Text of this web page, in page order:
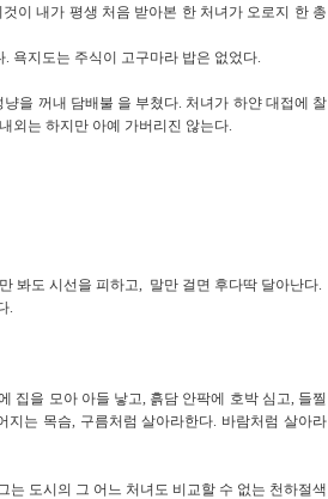
이 내가 평생 처음 받아본 한 처녀가 오로지 한 총
욕지도는 주식이 고구마라 밥은 없었다.
을 꺼내 담배불 을 부쳤다. 처녀가 하얀 대접에 찰
외는 하지만 아예 가버리진 않는다.
봐도 시선을 피하고, 말만 걸면 후다딱 달아난다.
.
집을 모아 아들 낳고, 흙담 안팍에 호박 심고, 들찔
는 목슴, 구름처럼 살아라한다. 바람처럼 살아라
도시의 그 어느 처녀도 비교할 수 없는 천하절색